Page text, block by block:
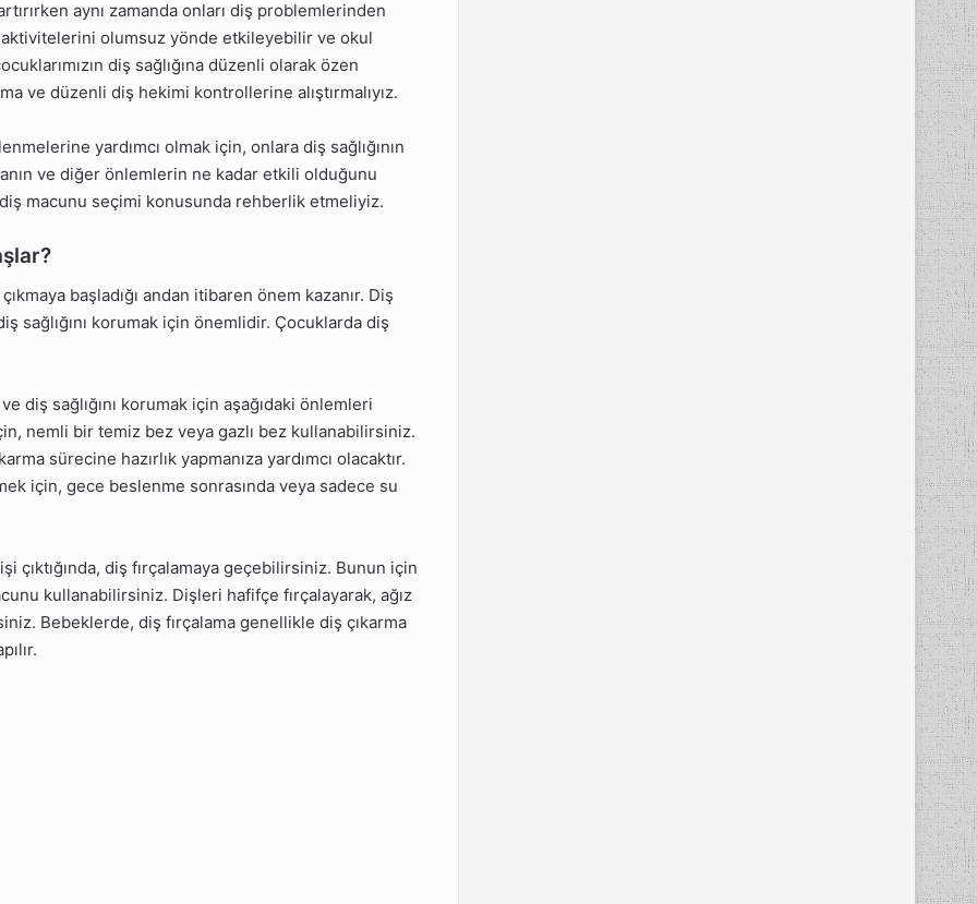
aynı zamanda onları diş problemlerinden
aktivitelerini olumsuz yönde etkileyebilir ve okul
diş sağlığına düzenli olarak özen
ve düzenli diş hekimi kontrollerine alıştırmalıyız.
yardımcı olmak için, onlara diş sağlığının
ve diğer önlemlerin ne kadar etkili olduğunu
diş macunu seçimi konusunda rehberlik etmeliyiz.
başladığı andan itibaren önem kazanır. Diş
sağlığını korumak için önemlidir. Çocuklarda diş
diş sağlığını korumak için aşağıdaki önlemleri
nemli bir temiz bez veya gazlı bez kullanabilirsiniz.
sürecine hazırlık yapmanıza yardımcı olacaktır.
için, gece beslenme sonrasında veya sadece su
çıktığında, diş fırçalamaya geçebilirsiniz. Bunun için
kullanabilirsiniz. Dişleri hafifçe fırçalayarak, ağız
Bebeklerde, diş fırçalama genellikle diş çıkarma